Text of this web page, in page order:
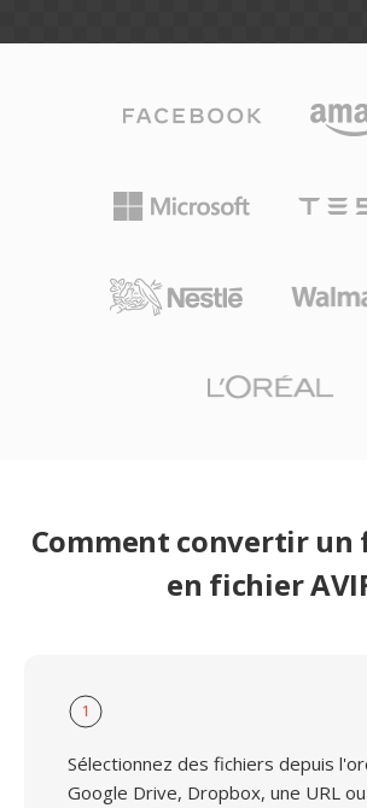
Comment convertir un
en fichier
1
Sélectionnez des fichiers depuis
Google Drive, Dropbox, une URL